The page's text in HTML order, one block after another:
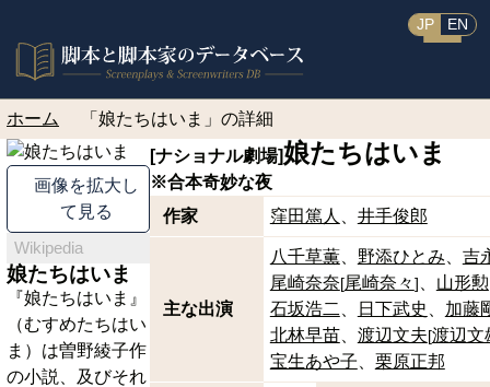
JP EN
ホーム 「娘たちはいま」の詳細
画像を拡大し
て見る
Wikipedia
娘たちはいま
『娘たちはいま』
（むすめたちはい
ま）は曽野綾子作
の小説、及びそれ
[ナショナル劇場]娘たちはいま
※合本奇妙な夜
作家
窪田篤人 井手俊郎
主な出演
八千草薫 野添ひとみ
吉
尾崎奈奈 [尾崎奈々 ]
山形勲
石坂浩二
日下武史
加藤
北林早苗
渡辺文夫 [渡辺文
宝生あや子
栗原正邦